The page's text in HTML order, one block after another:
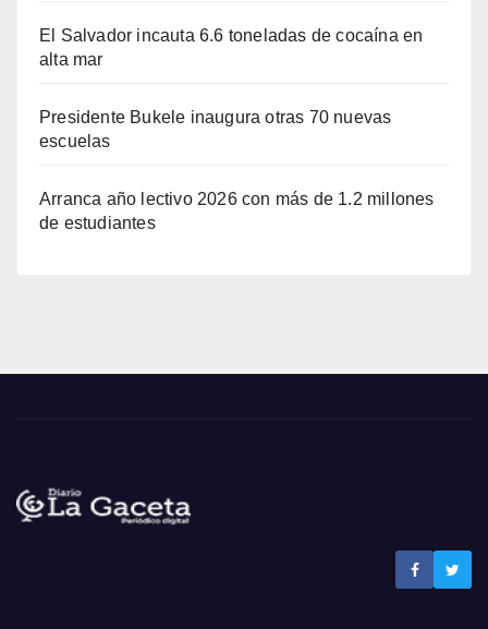
El Salvador incauta 6.6 toneladas de cocaína en
alta mar
Presidente Bukele inaugura otras 70 nuevas
escuelas
Arranca año lectivo 2026 con más de 1.2 millones
de estudiantes